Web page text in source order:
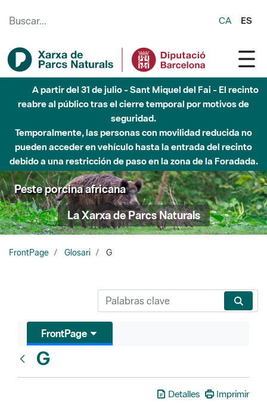
CA ES
A partir del 31 de julio - Sant Miquel del Fai - El recinto
reabre al público tras el cierre temporal por motivos de
seguridad.
Temporalmente, las personas con movilidad reducida no
pueden acceder en vehículo hasta la entrada del recinto
debido a una restricción de paso en la zona de la Foradada.
Peste porcina africana
La Xarxa de Parcs Naturals
FrontPage Glosari G
FrontPage
G
Detalles Imprimir